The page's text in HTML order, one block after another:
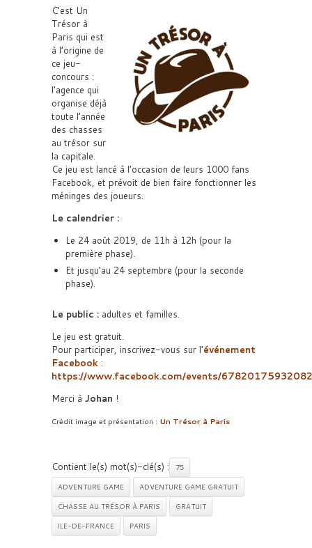
C’est Un
Trésor à
Paris qui est
à l’origine de
ce jeu-
concours :
l’agence qui
organise déjà
toute l’année
des chasses
au trésor sur
la capitale.
Ce jeu est lancé à l’occasion de leurs 1000 fans
Facebook, et prévoit de bien faire fonctionner les
méninges des joueurs.
Le calendrier :
Le 24 août 2019, de 11h à 12h (pour la
première phase).
Et jusqu’au 24 septembre (pour la seconde
phase).
Le public : adultes et familles.
Le jeu est gratuit.
Pour participer, inscrivez-vous sur l’événement
Facebook :
https://www.facebook.com/events/
Merci à Johan !
Crédit image et présentation : Un Trésor à Paris
Contient le(s) mot(s)-clé(s) :
75
ADVENTURE GAME
ADVENTURE GAME GRATUIT
CHASSE AU TRÉSOR À PARIS
GRATUIT
ILE-DE-FRANCE
PARIS